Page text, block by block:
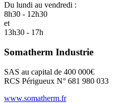
Du lundi au vendredi :
8h30 - 12h30
et
13h30 - 17h
Somatherm Industrie
SAS au capital de 400 000€
RCS Périgueux N° 681 980 033
www.somatherm.fr